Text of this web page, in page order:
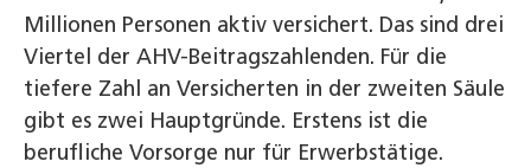
Millionen Personen aktiv versichert. Das sind drei
Viertel der AHV-Beitragszahlenden. Für die
tiefere Zahl an Versicherten in der zweiten Säule
gibt es zwei Hauptgründe. Erstens ist die
berufliche Vorsorge nur für Erwerbstätige.